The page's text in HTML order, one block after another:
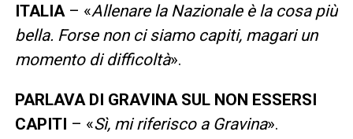
ITALIA– «Allenare la Nazionale è la cosa più
bella. Forse non ci siamo capiti, magari un
momento di difficoltà».
PARLAVA DI GRAVINA SUL NON ESSERSI
CAPITI – «Sì, mi riferisco a Gravina».